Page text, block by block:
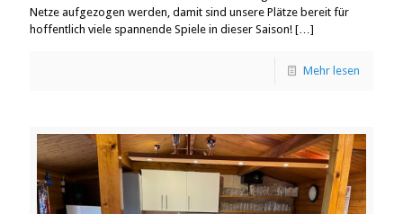
Netze aufgezogen werden, damit sind unsere Plätze bereit für
hoffentlich viele spannende Spiele in dieser Saison! […]
Mehr lesen